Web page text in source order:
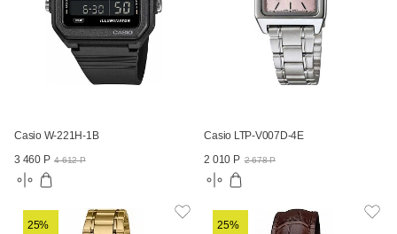
Casio W-221H-1B
3 460 Р 4 612 Р
Casio LTP-V007D-4E
2 010 Р 2 678 Р
25% 25%